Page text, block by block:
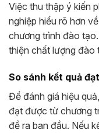
Việc thu thập ý kiến
nghiệp hiểu rõ hơn
chương trình đào
thiện chất lượng đào
So sánh kết quả
Để đánh giá hiệu
đạt được từ chương
đề ra ban đầu. Nếu